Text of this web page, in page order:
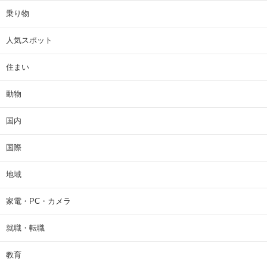
乗り物
人気スポット
住まい
動物
国内
国際
地域
家電・PC・カメラ
就職・転職
教育